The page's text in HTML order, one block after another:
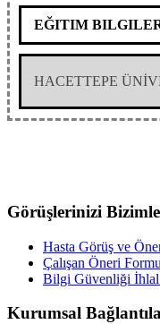
EĞITIM
HACETTEPE
Görüşlerinizi Bizimle
Hasta Görüş ve
Çalışan Öneri Formu
Bilgi Güvenliği
Kurumsal